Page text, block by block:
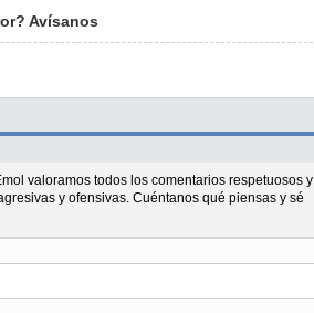
Avísanos
valoramos todos los comentarios respetuosos y
y ofensivas. Cuéntanos qué piensas y sé